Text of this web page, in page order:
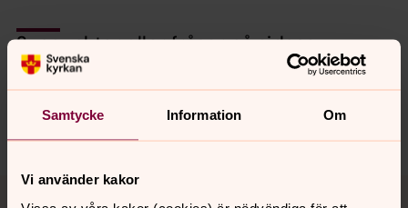
Samtycke Information Om
Vi använder kakor
Synpunkter eller frågor på sidans
innehåll?
nora.tarnsjo.forsamling@svenskakyrkan.se
Dela
Tillbaka till toppen
Tillbaka till innehållet